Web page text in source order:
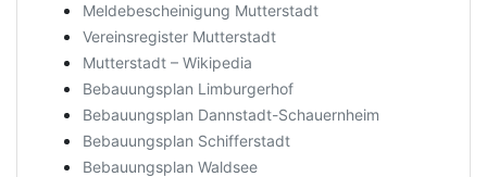
Meldebescheinigung Mutterstadt
Vereinsregister Mutterstadt
Mutterstadt – Wikipedia
Bebauungsplan Limburgerhof
Bebauungsplan Dannstadt-Schauernheim
Bebauungsplan Schifferstadt
Bebauungsplan Waldsee